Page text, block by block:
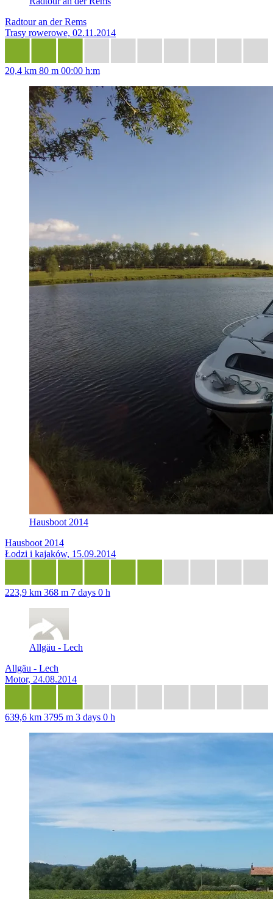
Radtour an der Rems
Trasy rowerowe, 02.11.2014
20,4 km 80 m 00:00 h:m
Hausboot 2014
Hausboot 2014
Łodzi i kajaków, 15.09.2014
223,9 km 368 m 7 days 0 h
Allgäu - Lech
Allgäu - Lech
Motor, 24.08.2014
639,6 km 3795 m 3 days 0 h